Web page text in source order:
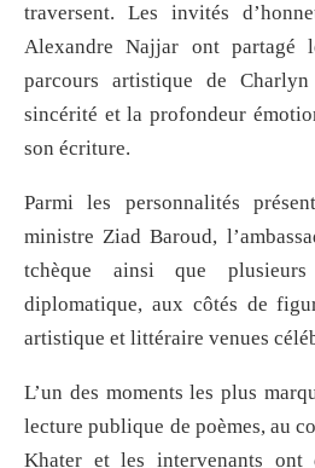
traversent. Les invités
Alexandre Najjar ont partagé
parcours artistique de
sincérité et la profondeur
son écriture.
Parmi les personnalités
ministre Ziad Baroud,
tchèque ainsi que
diplomatique, aux côtés de
artistique et littéraire venues
L’un des moments les plus
lecture publique de poèmes, au
Khater et les intervenants ont